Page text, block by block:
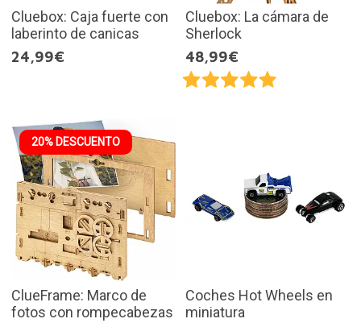
Cluebox: Caja fuerte con
laberinto de canicas
24,99€
Cluebox: La cámara de
Sherlock
48,99€
20% DESCUENTO
ClueFrame: Marco de
fotos con rompecabezas
Coches Hot Wheels en
miniatura